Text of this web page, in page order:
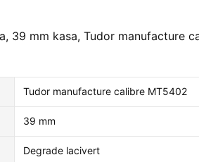
39 mm kasa, Tudor manufacture
Tudor manufacture calibre MT5402
39 mm
Degrade lacivert